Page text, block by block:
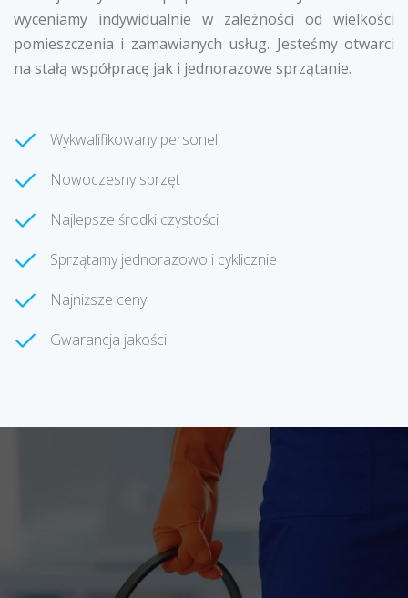
wyceniamy indywidualnie w zależności od wielkości
pomieszczenia i zamawianych usług. Jesteśmy otwarci
na stałą współpracę jak i jednorazowe sprzątanie.
Wykwalifikowany personel
Nowoczesny sprzęt
Najlepsze środki czystości
Sprzątamy jednorazowo i cyklicznie
Najniższe ceny
Gwarancja jakości